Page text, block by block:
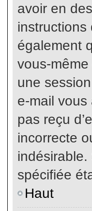
avoir en
également
vous-
une
e-mail vous
pas reçu
incorrecte
spécifiée
Haut